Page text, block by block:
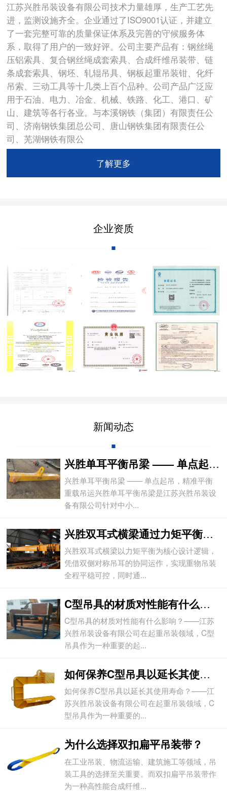
江苏兴胜吊装设备有限公司技术力量雄厚，生产工艺先
进，监测设施齐全。企业通过了ISO9001认证，并建立
了一套完整可靠的质量保证体系及完善的守候服务体
系，取得了用户的一致好评。公司主要产品有：钢丝绳
压铝索具、复合钢丝绳成套索具、合成纤维吊装带、链
条成套索具、钢坯、轧辊吊具、钢板起重吊装钳、化纤
吊索、三动工具等十几类上百个品种。公司产品广泛应
用于石油、电力、冶金、机械、铁路、化工、港口、矿
山、建筑等各行各业。与本溪钢铁（集团）有限责任公
司、济南钢铁集团总公司、唐山钢铁集团有限责任公
司、芜湖钢铁有限公
了解更多
企业资质
新闻动态
兴胜单耳平衡吊梁 —— 单点起吊，精准平
兴胜单耳平衡吊梁 —— 单点起吊，精准平衡
重载吊运兴胜单耳平衡吊梁是江苏兴胜吊装设
备有限公司针对中小...
兴胜双耳式横梁通过力矩平衡实现重物平稳吊
兴胜双耳式横梁以力矩平衡为核心设计逻辑，
凭借双侧对称吊耳的协同运作，实现重物吊装
全程平稳可控，同时通...
C型吊具的材质对性能有什么影响？
C型吊具的材质对性能有什么影响？——江苏
兴胜吊装设备有限公司在起重吊装领域，C型
吊具作为一种重要的起...
如何保养C型吊具以延长其使用寿命？
如何保养C型吊具以延长其使用寿命？——江
苏兴胜吊装设备有限公司在起重吊装领域，C
型吊具作为一种重要的...
为什么选择双扣扁平吊装带？
在工业吊装、物流运输、建筑施工等领域，吊
装工具的选择至关重要。而双扣扁平吊装带作
为一种高性能合成纤维...